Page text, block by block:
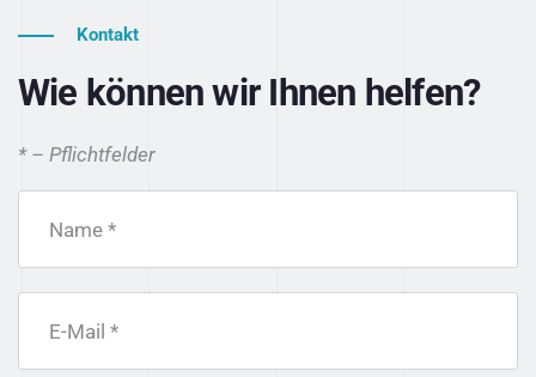
Kontakt
Wie können wir Ihnen helfen?
* – Pflichtfelder
Name *
E-Mail *